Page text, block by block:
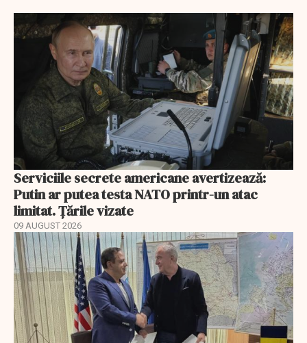
Serviciile secrete americane avertizează:
Putin ar putea testa NATO printr-un atac
limitat. Țările vizate
09 AUGUST 2026